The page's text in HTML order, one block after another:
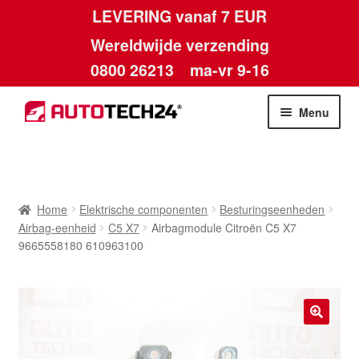
LEVERING vanaf 7 EUR
Wereldwijde verzending
0800 26213 ma-vr 9-16
Skip
to
Skip
to
Menu
Algemene voorwaarden
Home Elektrische componenten
Besturingseenheden
Airbag-eenheid
C5 X7
Airbagmodule Citroën C5 X7
9665558180 610963100